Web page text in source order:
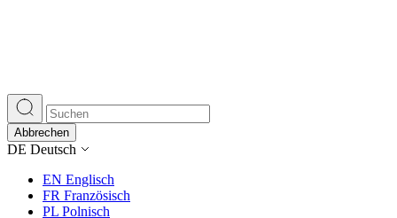
Abbrechen
DE Deutsch
EN Englisch
FR Französisch
PL Polnisch